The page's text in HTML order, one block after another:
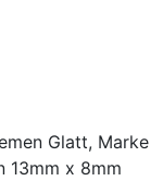
Glatt, Marke
13mm x 8mm